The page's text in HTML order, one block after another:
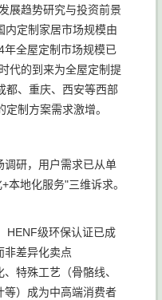
展趋势研究与投资前景
定制家居市场规模由
全屋定制市场规模已
代的到来为全屋定制提
都、重庆、西安等西部
制方案需求激增。
研，用户需求已从单
本地化服务"三维诉求。
HENF级环保认证已成
非差异化卖点
特殊工艺（骨骼线、
等）成为中高端消费者